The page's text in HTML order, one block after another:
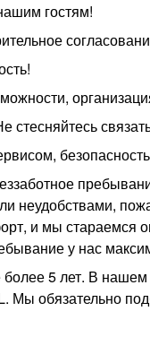
гостям!
неудобствами,
и мы стараемся
у нас
5 лет. В
Мы обязательно